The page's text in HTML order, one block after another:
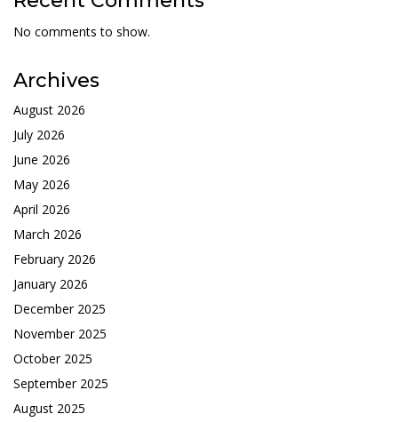
No comments to show.
Archives
August 2026
July 2026
June 2026
May 2026
April 2026
March 2026
February 2026
January 2026
December 2025
November 2025
October 2025
September 2025
August 2025